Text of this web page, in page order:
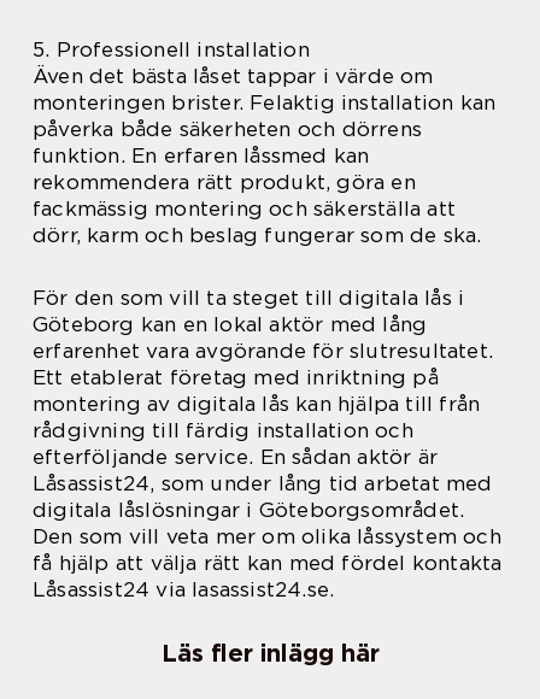
5. Professionell installation
Även det bästa låset tappar i värde om
monteringen brister. Felaktig installation kan
påverka både säkerheten och dörrens
funktion. En erfaren låssmed kan
rekommendera rätt produkt, göra en
fackmässig montering och säkerställa att
dörr, karm och beslag fungerar som de ska.
För den som vill ta steget till digitala lås i
Göteborg kan en lokal aktör med lång
erfarenhet vara avgörande för slutresultatet.
Ett etablerat företag med inriktning på
montering av digitala lås kan hjälpa till från
rådgivning till färdig installation och
efterföljande service. En sådan aktör är
Låsassist24, som under lång tid arbetat med
digitala låslösningar i Göteborgsområdet.
Den som vill veta mer om olika låssystem och
få hjälp att välja rätt kan med fördel kontakta
Låsassist24 via lasassist24.se.
Läs fler inlägg här